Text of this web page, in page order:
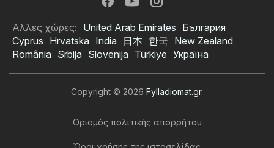
Αλλες χώρες: United Arab Emirates България
Cyprus Hrvatska India 日本 한국 New Zealand
România Srbija Slovenija Türkiye Україна
Copyright © 2026 Fylladiomat.gr.
Ορισμός πολιτικής απορρήτου